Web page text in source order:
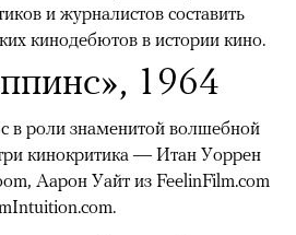
и журналистов составить
кинодебютов в истории кино.
1964
роли знаменитой волшебной
кинокритика — Итан Уоррен
Аарон Уайт из FeelinFilm.com